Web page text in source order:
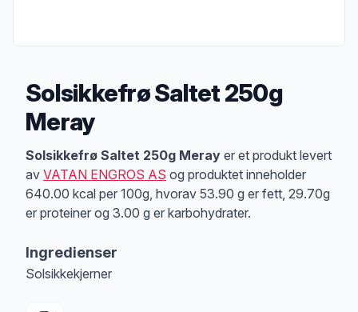
Solsikkefrø Saltet 250g
Meray
Produktbeskrivelse
Solsikkefrø Saltet 250g Meray er et produkt levert
av VATAN ENGROS AS og produktet inneholder
640.00 kcal per 100g, hvorav 53.90 g er fett, 29.70g
er proteiner og 3.00 g er karbohydrater.
Ingredienser
Solsikkekjerner